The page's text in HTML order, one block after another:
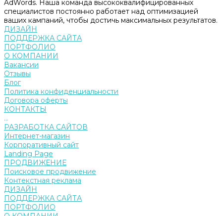
AdWords. Наша команда высококвалифицированных
специалистов постоянно работает над оптимизацией
ваших кампаний, чтобы достичь максимальных результатов.
ДИЗАЙН
ПОДДЕРЖКА САЙТА
ПОРТФОЛИО
О КОМПАНИИ
Вакансии
Отзывы
Блог
Политика конфиденциальности
Договора оферты
КОНТАКТЫ
...
РАЗРАБОТКА САЙТОВ
Интернет-магазин
Корпоративный сайт
Landing Page
ПРОДВИЖЕНИЕ
Поисковое продвижение
Контекстная реклама
ДИЗАЙН
ПОДДЕРЖКА САЙТА
ПОРТФОЛИО